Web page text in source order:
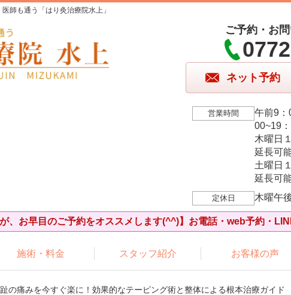
師も通う「はり灸治療院水上」
ご予約・お
ネット予約
営業時間
午前9
00~19
木曜日
延長可
土曜日
延長可
定休日 木曜午
、お早目のご予約をオススメします(^^)】お電話・web予約・
施術・料金 スタッフ紹介 お客様の声
の痛みを今すぐ楽に！効果的なテーピング術と整体による根本治療ガイド